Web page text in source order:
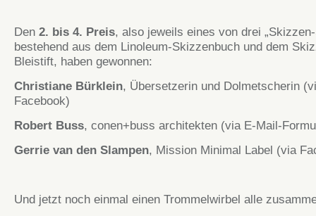
Den 2. bis 4. Preis, also jeweils eines von drei
bestehend aus dem Linoleum-Skizzenbuch und dem
Bleistift, haben gewonnen:
Christiane Bürklein, Übersetzerin und Dolmetscherin
Facebook)
Robert Buss, conen+buss architekten (via E-Mail-
Gerrie van den Slampen, Mission Minimal Label (via
Und jetzt noch einmal einen Trommelwirbel alle